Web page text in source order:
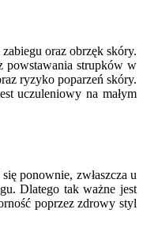
oraz obrzęk skóry.
powstawania strupków w
ryzyko poparzeń skóry.
uczuleniowy na małym
ponownie, zwłaszcza u
Dlatego tak ważne jest
poprzez zdrowy styl